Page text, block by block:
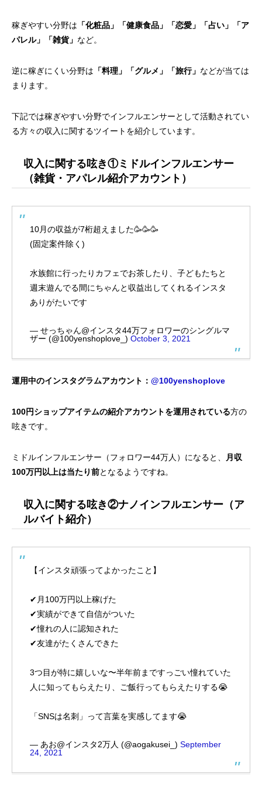
稼ぎやすい分野は 「化粧品」「健康食品」「恋愛」「占い」「ア
パレル」「雑貨」 など。
逆に稼ぎにくい分野は 「料理」「グルメ」「旅行」 などが当ては
まります。
下記では稼ぎやすい分野でインフルエンサーとして活動されてい
る方々の収入に関するツイートを紹介しています。
収入に関する呟き①ミドルインフルエンサー
（雑貨・アパレル紹介アカウント）
10月の収益が7桁超えました🥳🥳🥳
(固定案件除く)
水族館に行ったりカフェでお茶したり、子どもたちと
週末遊んでる間にちゃんと収益出してくれるインスタ
ありがたいです
— せっちゃん@インスタ44万フォロワーのシングルマ
ザー (@100yenshoplove_) October 3, 2021
運用中のインスタグラムアカウント： @100yenshoplove
100円ショップアイテムの紹介アカウントを運用されている方の
呟きです。
ミドルインフルエンサー（フォロワー44万人）になると、
月収
100万円以上は当たり前となるようですね。
収入に関する呟き②ナノインフルエンサー（ア
ルバイト紹介）
【インスタ頑張ってよかったこと】
✔︎月100万円以上稼げた
✔︎実績ができて自信がついた
✔︎憧れの人に認知された
✔︎友達がたくさんできた
3つ目が特に嬉しいな〜半年前まですっごい憧れていた
人に知ってもらえたり、ご飯行ってもらえたりする😭
「SNSは名刺」って言葉を実感してます😭
— あお@インスタ2万人 (@aogakusei_) September
24, 2021